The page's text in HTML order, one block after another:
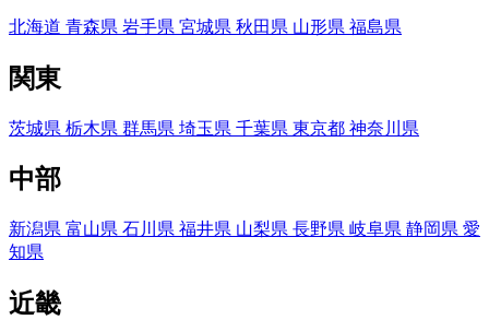
北海道 青森県 岩手県 宮城県 秋田県 山形県 福島県
関東
茨城県 栃木県 群馬県 埼玉県 千葉県 東京都 神奈川県
中部
新潟県 富山県 石川県 福井県 山梨県 長野県 岐阜県 静岡県 愛
知県
近畿